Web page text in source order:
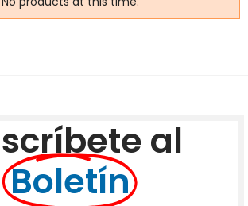
al
Boletín